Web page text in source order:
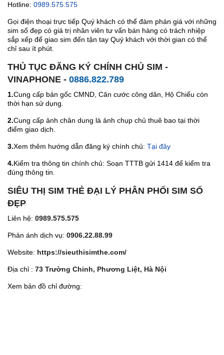
Hotline: 0989.575.575
Gọi điện thoại trực tiếp Quý khách có thể đàm phán giá với những
sim số đẹp có giá trị nhân viên tư vấn bán hàng có trách nhiệp
sắp xếp để giao sim đến tận tay Quý khách với thời gian có thể
chỉ sau ít phút.
THỦ TỤC ĐĂNG KÝ CHÍNH CHỦ SIM -
VINAPHONE - 0886.822.789
1.Cung cấp bản gốc CMND, Căn cước công dân, Hộ Chiếu còn
thời hạn sử dụng.
2.Cung cấp ảnh chân dung là ảnh chụp chủ thuê bao tại thời
điểm giao dịch.
3.Xem thêm hướng dẫn đăng ký chính chủ: Tại đây
4.Kiểm tra thông tin chính chủ: Soạn TTTB gửi 1414 để kiểm tra
đúng thông tin.
SIÊU THỊ SIM THẺ ĐẠI LÝ PHÂN PHỐI SIM SỐ
ĐẸP
Liên hệ: 0989.575.575
Phản ánh dịch vụ: 0906.22.88.99
Website: https://sieuthisimthe.com/
Địa chỉ : 73 Trường Chinh, Phương Liệt, Hà Nội
Xem bản đồ chỉ đường: